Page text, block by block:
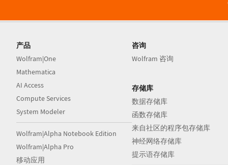
产品
Wolfram|One
Mathematica
AI Access
Compute Services
System Modeler
Wolfram|Alpha Notebook Edition
Wolfram|Alpha Pro
移动应用
咨询
Wolfram 咨询
存储库
数据存储库
函数存储库
来自社区的程序包存储库
神经网络存储库
提示语存储库